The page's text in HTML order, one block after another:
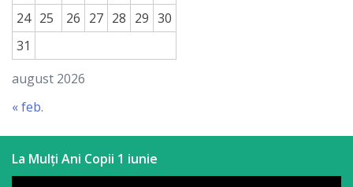
august 2026
24 25 26 27 28 29 30
31
« feb.
La Mulți Ani Copii 1 iunie